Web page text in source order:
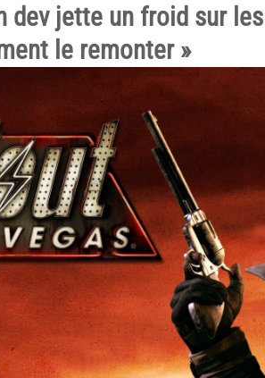
dev jette un froid sur
le remonter »